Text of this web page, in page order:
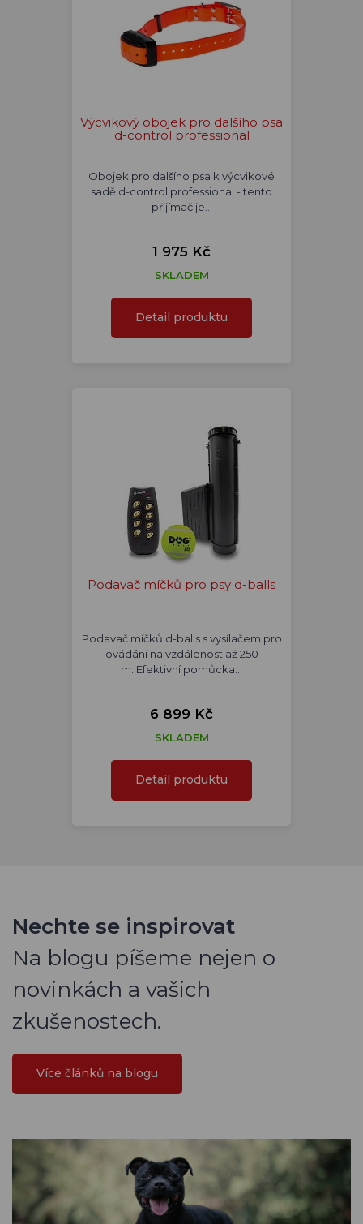
Výcvikový obojek pro dalšího psa
d-control professional
Obojek pro dalšího psa k výcvikové
sadě d-control professional - tento
přijímač je…
1 975 Kč
SKLADEM
Detail produktu
Podavač míčků pro psy d-balls
Podavač míčků d-balls s vysílačem pro
ovádání na vzdálenost až 250
m. Efektivní pomůcka…
6 899 Kč
SKLADEM
Detail produktu
Nechte se inspirovat
Na blogu píšeme nejen o
novinkách a vašich
zkušenostech.
Více článků na blogu